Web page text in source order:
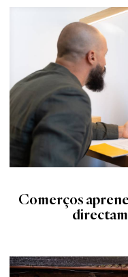
Comerços